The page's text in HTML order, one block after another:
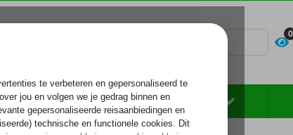
0
Rondreizen Zonvakantie